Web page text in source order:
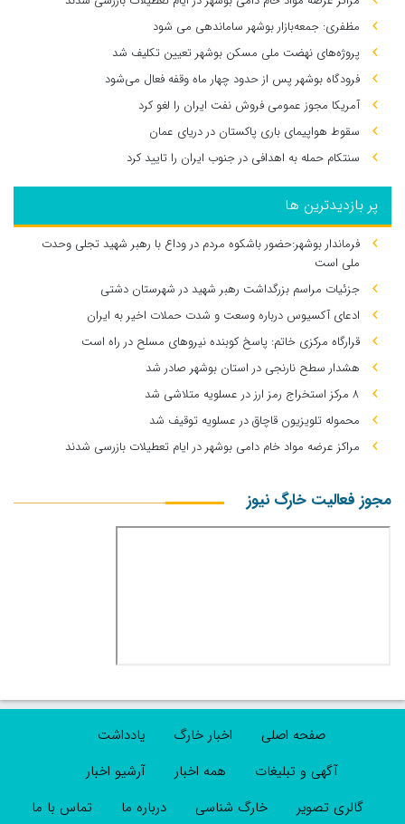
مظفری: جمعه‌بازار بوشهر ساماندهی می‌ شود
پروژه‌های نهضت ملی مسکن بوشهر تعیین تکلیف شد
فرودگاه بوشهر پس از حدود چهار ماه وقفه فعال می‌شود
آمریکا مجوز عمومی فروش نفت ایران را لغو کرد
سقوط هواپیمای باری پاکستان در دریای عمان
سنتکام حمله به اهدافی در جنوب ایران را تایید کرد
پر بازدیدترین ها
فرماندار بوشهر:حضور باشکوه مردم در وداع با رهبر شهید تجلی وحدت
ملی است
جزئیات مراسم بزرگداشت رهبر شهید در شهرستان دشتی
ادعای آکسیوس درباره وسعت و شدت حملات اخیر به ایران
قرارگاه مرکزی خاتم: پاسخ کوبنده نیروهای مسلح در راه است
هشدار سطح نارنجی در استان بوشهر صادر شد
۸ مرکز استخراج رمز ارز در عسلویه متلاشی شد
محموله تلویزیون قاچاق در عسلویه توقیف شد
مراکز عرضه مواد خام دامی بوشهر در ایام تعطیلات بازرسی شدند
مجوز فعالیت خارگ نیوز
صفحه اصلی اخبار خارگ
یادداشت
آگهی و تبلیغات
همه اخبار
آرشیو اخبار
گالری تصویر
خارگ شناسی درباره ما تماس با ما